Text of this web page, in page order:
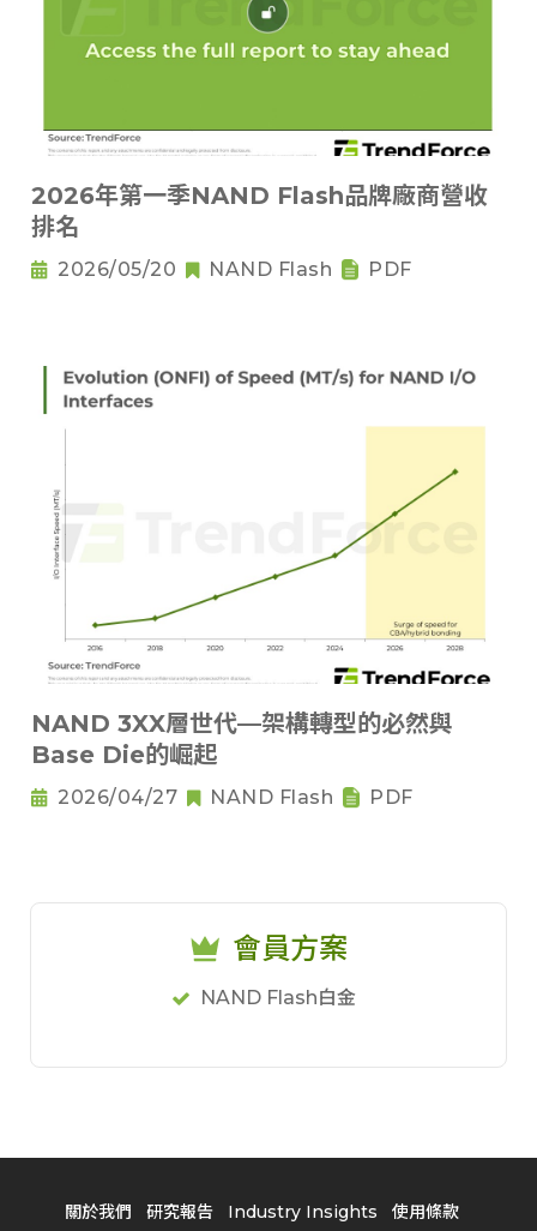
2026年第一季NAND Flash品牌廠商營收
排名
2026/05/20 NAND Flash PDF
NAND 3XX層世代—架構轉型的必然與
Base Die的崛起
2026/04/27 NAND Flash PDF
會員方案
NAND Flash白金
關於我們 研究報告 Industry Insights 使用條款